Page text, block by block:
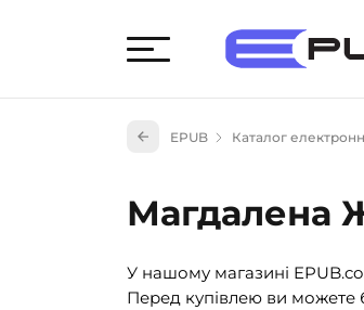
EPUB Каталог
Магдалена
У нашому магазині
Перед купівлею ви можете